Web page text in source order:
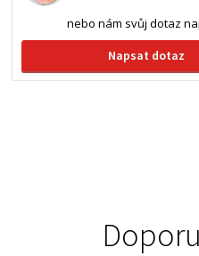
nebo nám svůj dotaz
Napsat dotaz